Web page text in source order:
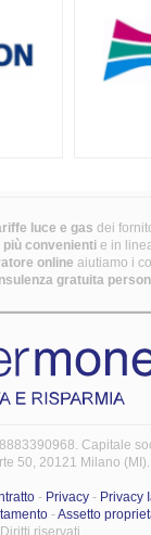
luce e gas dei
convenienti e in
online aiutiamo i
gratuita
Capitale
50, 20121 Milano
- Privacy - Privacy
-Assetto
riservati.